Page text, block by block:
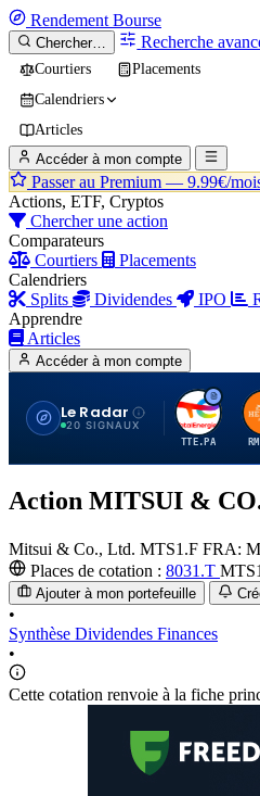
Rendement Bourse
Chercher… Recherche
Courtiers
Placements
Calendriers
Articles
Accéder à mon compte
Passer au Premium — 9.99€/
Actions, ETF, Cryptos
Chercher une action
Comparateurs
Courtiers
Placements
Calendriers
Splits
Dividendes IPO
Apprendre
Articles
Accéder à mon compte
Le Radar
20 SIGNAUX
T
TTE.PA
Action MITSUI &
Mitsui & Co., Ltd. MTS1.F FRA:
Places de cotation : 8031.T
Ajouter à mon portefeuille
•
Synthèse Dividendes Finances
•
Cette cotation renvoie à la fiche